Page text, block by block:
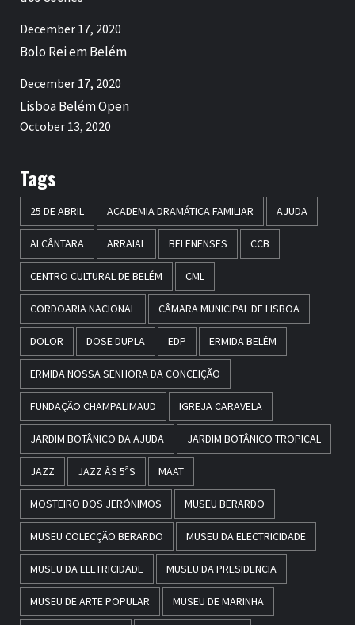
December 17, 2020
Bolo Rei em Belém
December 17, 2020
Lisboa Belém Open
October 13, 2020
Tags
25 DE ABRIL ACADEMIA DRAMÁTICA FAMILIAR AJUDA
ALCÂNTARA ARRAIAL BELENENSES CCB
CENTRO CULTURAL DE BELÉM CML
CORDOARIA NACIONAL CÂMARA MUNICIPAL DE LISBOA
DOLOR DOSE DUPLA EDP ERMIDA BELÉM
ERMIDA NOSSA SENHORA DA CONCEIÇÃO
FUNDAÇÃO CHAMPALIMAUD IGREJA CARAVELA
JARDIM BOTÂNICO DA AJUDA JARDIM BOTÂNICO TROPICAL
JAZZ JAZZ ÀS 5ªS MAAT
MOSTEIRO DOS JERÓNIMOS MUSEU BERARDO
MUSEU COLECÇÃO BERARDO MUSEU DA ELECTRICIDADE
MUSEU DA ELETRICIDADE MUSEU DA PRESIDENCIA
MUSEU DE ARTE POPULAR MUSEU DE MARINHA